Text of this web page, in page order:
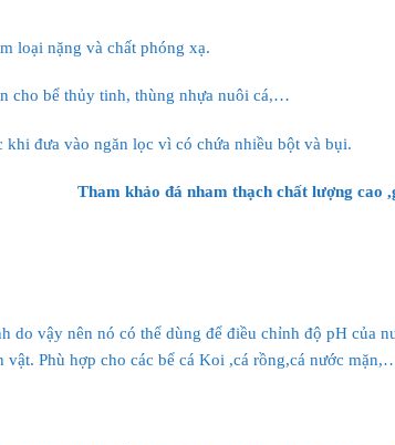
loại nặng và chất phóng xạ.
cho bể thủy tinh, thùng nhựa nuôi cá,…
khi đưa vào ngăn lọc vì có chứa nhiều bột và bụi.
Tham khảo đá nham thạch chất lượng cao
do vậy nên nó có thể dùng để điều chỉnh độ pH của
Phù hợp cho các bể cá Koi ,cá rồng,cá nước